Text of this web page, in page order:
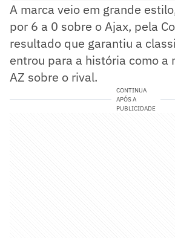
A marca veio em grande
por 6 a 0 sobre o Ajax, pela
resultado que garantiu a
entrou para a história como a
AZ sobre o rival.
CONTINUA
APÓS A
PUBLICIDADE